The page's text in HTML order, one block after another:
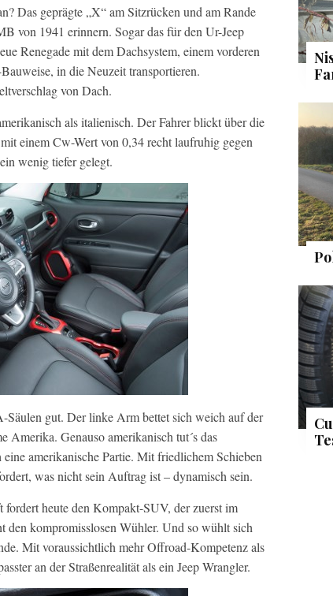
Das geprägte „X“ am Sitzrücken und am Rande
von 1941 erinnern. Sogar das für den Ur-Jeep
Renegade mit dem Dachsystem, einem vorderen
in die Neuzeit transportieren.
von Dach.
als italienisch. Der Fahrer blickt über die
einem Cw-Wert von 0,34 recht laufruhig gegen
wenig tiefer gelegt.
gut. Der linke Arm bettet sich weich auf der
Amerika. Genauso amerikanisch tut´s das
amerikanische Partie. Mit friedlichem Schieben
was nicht sein Auftrag ist – dynamisch sein.
heute den Kompakt-SUV, der zuerst im
kompromisslosen Wühler. Und so wühlt sich
Mit voraussichtlich mehr Offroad-Kompetenz als
an der Straßenrealität als ein Jeep Wrangler.